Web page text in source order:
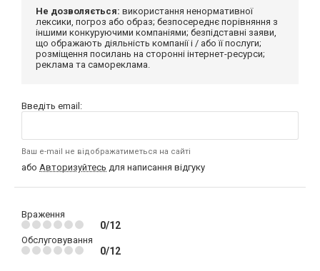
Не дозволяється: використання ненормативної
лексики, погроз або образ; безпосереднє порівняння з
іншими конкуруючими компаніями; безпідставні заяви,
що ображають діяльність компанії і / або її послуги;
розміщення посилань на сторонні інтернет-ресурси;
реклама та самореклама.
Введіть email:
Ваш e-mail не відображатиметься на сайті
або Авторизуйтесь для написання відгуку
Враження
0/12
Обслуговування
0/12